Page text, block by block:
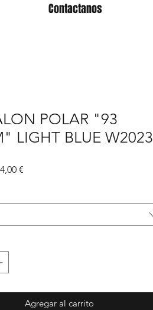
Contactanos
POLAR "93
LIGHT BLUE W2023
€
Agregar al carrito